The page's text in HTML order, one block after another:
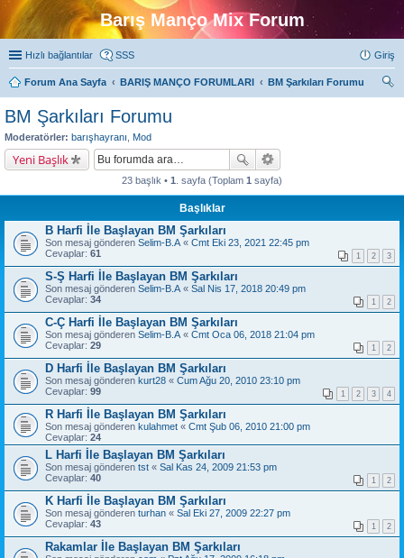
Barış Manço Mix Forum
Hızlı bağlantılar SSS Giriş
Forum Ana Sayfa BARIŞ MANÇO FORUMLARI
BM Şarkıları Forumu
BM Şarkıları Forumu
Moderatörler: barışhayranı Mod
Yeni Başlık
23 başlık • 1 . sayfa (Toplam 1 sayfa)
Başlıklar
B Harfi İle Başlayan BM Şarkıları
Son mesaj gönderen Selim-B.A « Cmt Eki 23, 2021 22:45 pm
Cevaplar: 61 1 2 3
S-Ş Harfi İle Başlayan BM Şarkıları
Son mesaj gönderen Selim-B.A « Sal Nis 17, 2018 20:49 pm
Cevaplar: 34 1 2
C-Ç Harfi İle Başlayan BM Şarkıları
Son mesaj gönderen Selim-B.A « Cmt Oca 06, 2018 21:04 pm
Cevaplar: 29 1 2
D Harfi İle Başlayan BM Şarkıları
Son mesaj gönderen kurt28 « Cum Ağu 20, 2010 23:10 pm
Cevaplar: 99 1 2 3 4
R Harfi İle Başlayan BM Şarkıları
Son mesaj gönderen kulahmet « Cmt Şub 06, 2010 21:00 pm
Cevaplar: 24
L Harfi İle Başlayan BM Şarkıları
Son mesaj gönderen tst « Sal Kas 24, 2009 21:53 pm
Cevaplar: 40 1 2
K Harfi İle Başlayan BM Şarkıları
Son mesaj gönderen turhan « Sal Eki 27, 2009 22:27 pm
Cevaplar: 43 1 2
Rakamlar İle Başlayan BM Şarkıları